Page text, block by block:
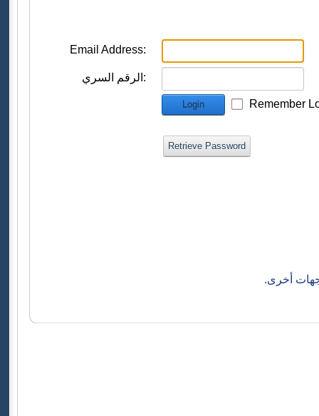
Email Address:
الرقم السري:
Login Remember
Retrieve Password
أخرى.